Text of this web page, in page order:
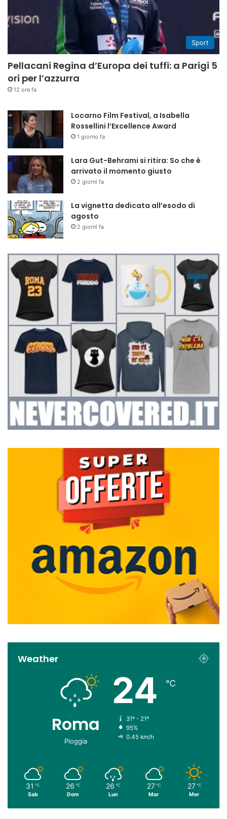
Sport
Pellacani Regina d’Europa dei tuffi: a Parigi 5
ori per l’azzurra
12 ore fa
Locarno Film Festival, a Isabella
Rossellini l’Excellence Award
1 giorno fa
Lara Gut-Behrami si ritira: So che è
arrivato il momento giusto
2 giorni fa
La vignetta dedicata all’esodo di
agosto
2 giorni fa
Weather
Roma
Pioggia
24 ℃
31º - 21º
95%
0.45 km/h
31 ℃
Sab
26 ℃
Dom
26 ℃
Lun
27 ℃
Mar
27 ℃
Mer